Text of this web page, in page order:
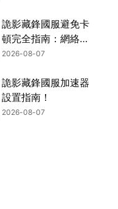
詭影藏鋒國服避免卡
頓完全指南：網絡優
化與解決技巧！
2026-08-07
詭影藏鋒國服加速器
設置指南！
2026-08-07